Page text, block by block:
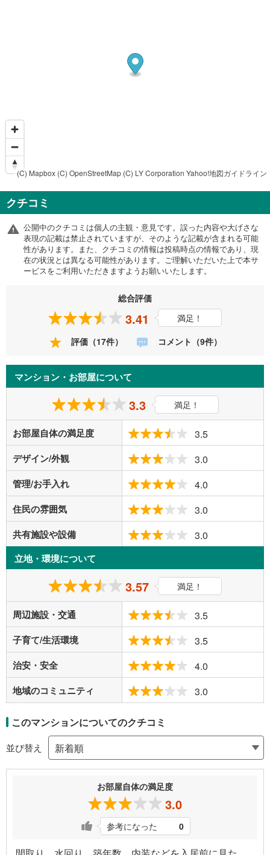
(C) Mapbox (C) OpenStreetMap (C) LY Corporation Yahoo!地図ガイドライン
クチコミ
公開中のクチコミは個人の主観・意見です。誤った内容や大げさな
表現の記載は禁止されていますが、そのような記載が含まれる可能
性があります。また、クチコミの情報は投稿時点の情報であり、現
在の状況とは異なる可能性があります。ご理解いただいた上で本サ
ービスをご利用いただきますようお願いいたします。
総合評価
3.41
満足！
評価（17件）
コメント（9件）
マンション・お部屋について
3.3 満足！
お部屋自体の満足度 3.5
デザイン/外観 3.0
管理/お手入れ 4.0
住民の雰囲気 3.0
共有施設や設備 3.0
立地・環境について
3.57 満足！
周辺施設・交通 3.5
子育て/生活環境 3.5
治安・安全 4.0
地域のコミュニティ 3.0
このマンションについてのクチコミ
並び替え
お部屋自体の満足度
3.0
参考になった 0